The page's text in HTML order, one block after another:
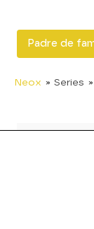
Padre de
Neox » Series